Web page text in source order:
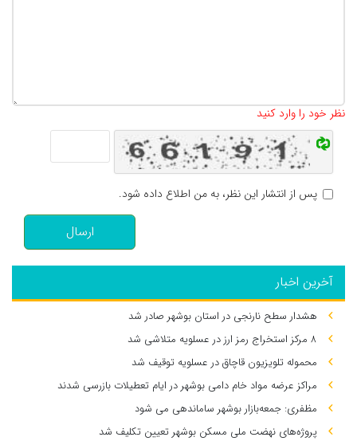
نظر خود را وارد کنید
پس از انتشار این نظر، به من اطلاع داده شود.
ارسال
آخرین اخبار
هشدار سطح نارنجی در استان بوشهر صادر شد
۸ مرکز استخراج رمز ارز در عسلویه متلاشی شد
محموله تلویزیون قاچاق در عسلویه توقیف شد
مراکز عرضه مواد خام دامی بوشهر در ایام تعطیلات بازرسی شدند
مظفری: جمعه‌بازار بوشهر ساماندهی می‌ شود
پروژه‌های نهضت ملی مسکن بوشهر تعیین تکلیف شد